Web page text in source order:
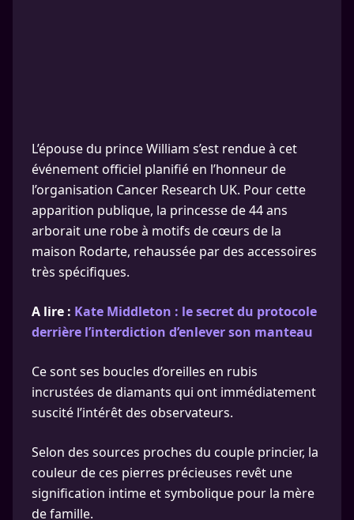
L’épouse du prince William s’est rendue à cet
événement officiel planifié en l’honneur de
l’organisation Cancer Research UK. Pour cette
apparition publique, la princesse de 44 ans
arborait une robe à motifs de cœurs de la
maison Rodarte, rehaussée par des accessoires
très spécifiques.
A lire : Kate Middleton : le secret du protocole
derrière l’interdiction d’enlever son manteau
Ce sont ses boucles d’oreilles en rubis
incrustées de diamants qui ont immédiatement
suscité l’intérêt des observateurs.
Selon des sources proches du couple princier, la
couleur de ces pierres précieuses revêt une
signification intime et symbolique pour la mère
de famille.